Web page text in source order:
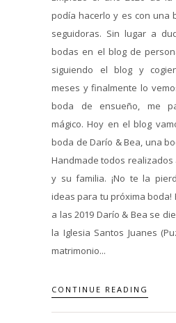
podía hacerlo y es con una
seguidoras. Sin lugar a
bodas en el blog de
siguiendo el blog y
meses y finalmente lo
boda de ensueño, me
mágico. Hoy en el blog
boda de Darío & Bea, una
Handmade todos realizados
y su familia. ¡No te la
ideas para tu próxima boda!
a las 2019 Darío & Bea se
la Iglesia Santos Juanes
matrimonio...
CONTINUE READING